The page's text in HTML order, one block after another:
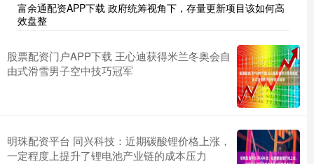
富余通配资APP下载 政府统筹视角下，存量更新项目该如何高
效盘整
股票配资门户APP下载 王心迪获得米兰冬奥会自
由式滑雪男子空中技巧冠军
明珠配资平台 同兴科技：近期碳酸锂价格上涨，
一定程度上提升了锂电池产业链的成本压力